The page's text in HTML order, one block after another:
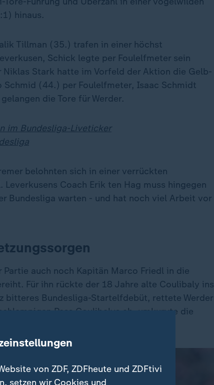
hinaus.
Tillman (35.) trafen in einer höchst
Schick legte per Foulelfmeter sein
Niklas Stark hatte im Vorfeld der Aktion die Gelb-
Schmid (44.) per Foulelfmeter, Isaac Schmidt
die Tore für Werder.
im Bundesliga-Liveticker
belohnten sich in einer verrückten
Coach Erik ten Hag muss hingegen
Bundesliga warten - und hat noch viel Arbeit vor
auch noch Kapitän Marco Friedl in die
Für ihn rückte der 18 Jahre alte Coulibaly ins
bitteres Bundesliga-Startelfdebüt, rettete Werder
Pass Coulibalys ab, umkurvte die
mustergültig zur frühen Führung.
von ZDF, ZDFheute und ZDFtivi
setzen wir Cookies und